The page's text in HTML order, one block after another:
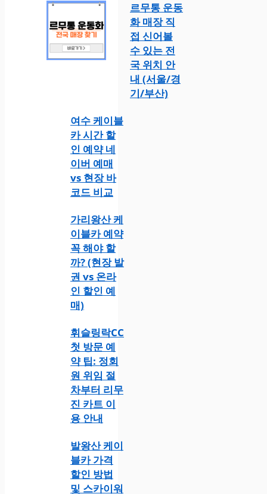
르무통 운동
화 매장 직
접 신어볼
수 있는 전
국 위치 안
내 (서울/경
기/부산)
여수 케이블
카 시간 할
인 예약 네
이버 예매
vs 현장 바
코드 비교
가리왕산 케
이블카 예약
꼭 해야 할
까? (현장 발
권 vs 온라
인 할인 예
매)
휘슬링락CC
첫 방문 예
약 팁: 정회
원 위임 절
차부터 리무
진 카트 이
용 안내
발왕산 케이
블카 가격
할인 방법
및 스카이워